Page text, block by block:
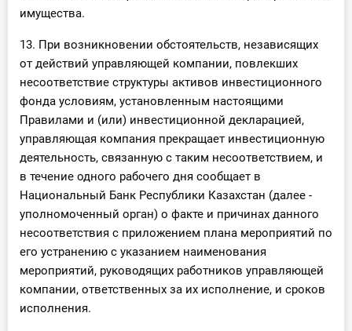
имущества.
13. При возникновении обстоятельств, независящих
от действий управляющей компании, повлекших
несоответствие структуры активов инвестиционного
фонда условиям, установленным настоящими
Правилами и (или) инвестиционной декларацией,
управляющая компания прекращает инвестиционную
деятельность, связанную с таким несоответствием, и
в течение одного рабочего дня сообщает в
Национальный Банк Республики Казахстан (далее -
уполномоченный орган) о факте и причинах данного
несоответствия с приложением плана мероприятий по
его устранению с указанием наименования
мероприятий, руководящих работников управляющей
компании, ответственных за их исполнение, и сроков
исполнения.